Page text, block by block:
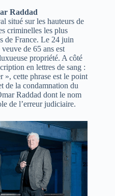
Raddad
situé sur les hauteurs de
criminelles les plus
de France. Le 24 juin
de 65 ans est
propriété. A côté
en lettres de sang :
», cette phrase est le point
de la condamnation du
Raddad dont le nom
de l’erreur judiciaire.